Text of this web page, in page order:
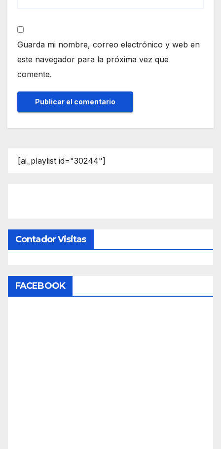
Guarda mi nombre, correo electrónico y web en
este navegador para la próxima vez que
comente.
[ai_playlist id="30244"]
Contador Visitas
FACEBOOK